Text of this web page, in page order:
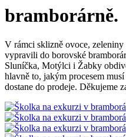
bramborárně.
V rámci sklizně ovoce,
vypravili do borovské
Sluníčka, Motýlci i Žabky
hlavně to, jakým procesem
dostane do prodeje. Děkujeme